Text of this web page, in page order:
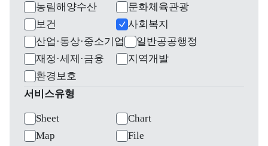
농림해양수산
문화체육관광
보건
사회복지
산업·통상·중소기업
일반공공행정
재정·세제·금융
지역개발
환경보호
서비스유형
Sheet
Chart
Map
File